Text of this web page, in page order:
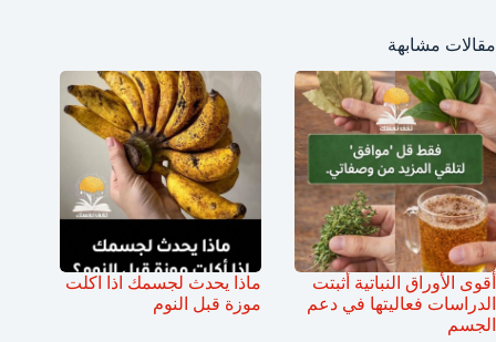
مقالات مشابهة
أقوى الأوراق النباتية أثبتت
الدراسات فعاليتها في دعم
الجسم
ماذا يحدث لجسمك اذا اكلت
موزة قبل النوم